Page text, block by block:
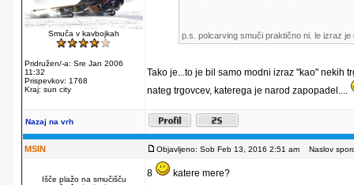
Smuča v kavbojkah
Pridružen/-a: Sre Jan 2006
11:32
Prispevkov: 1768
Kraj: sun city
p.s. polcarving smuči praktično ni. le izraz
Tako je...to je bil samo modni izraz "kao" nekih
nateg trgovcev, katerega je narod zapopadel....
Nazaj na vrh
MSIN Objavljeno: Sob Feb 13, 2016 2:51 am Naslov
Išče plažo na smučišču
8
katere mere?